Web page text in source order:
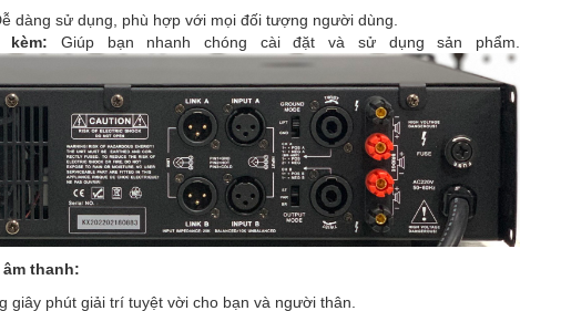
dàng sử dụng, phù hợp với mọi đối tượng người dùng.
Giúp bạn nhanh chóng cài đặt và sử dụng sản phẩm.
thanh:
giây phút giải trí tuyệt vời cho bạn và người thân.